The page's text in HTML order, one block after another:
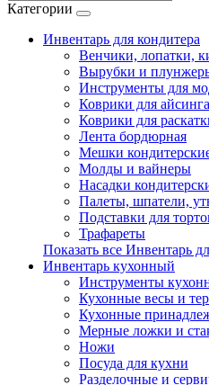
Категории
Инвентарь для кондитера
Венчики, лопатки,
Вырубки и
Инструменты для
Коврики для айсинга
Коврики для
Лента бордюрная
Мешки
Молды и вайнеры
Насадки
Палеты, шпатели,
Подставки для
Трафареты
Показать все Инвентарь
Инвентарь кухонный
Инструменты
Кухонные весы и
Кухонные
Мерные ложки и
Ножи
Посуда для кухни
Разделочные и